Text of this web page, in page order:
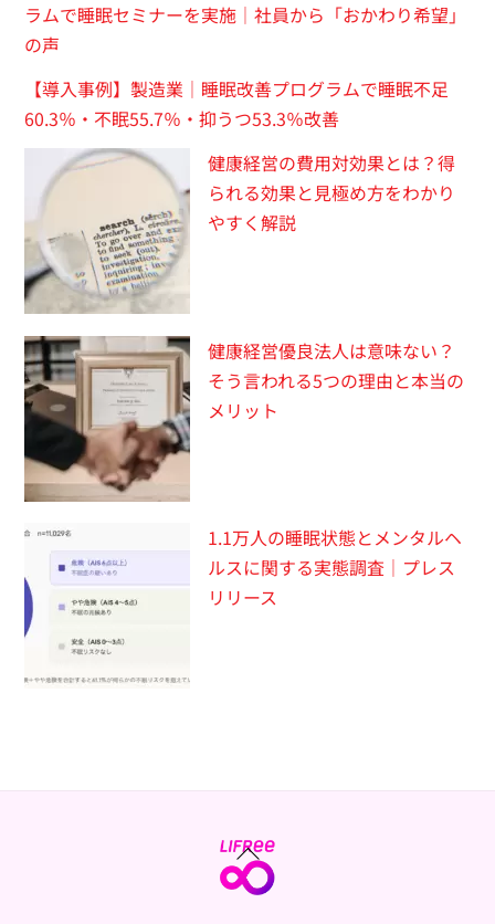
ラムで睡眠セミナーを実施｜社員から「おかわり希望」
の声
【導入事例】製造業｜睡眠改善プログラムで睡眠不足
60.3％・不眠55.7％・抑うつ53.3％改善
健康経営の費用対効果とは？得
られる効果と見極め方をわかり
やすく解説
健康経営優良法人は意味ない？
そう言われる5つの理由と本当の
メリット
1.1万人の睡眠状態とメンタルヘ
ルスに関する実態調査｜プレス
リリース
Back
To